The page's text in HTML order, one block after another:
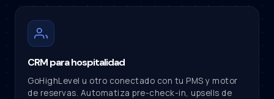
CRM para hospitalidad
GoHighLevel u otro conectado con tu PMS y motor
de reservas. Automatiza pre-check-in, upsells de